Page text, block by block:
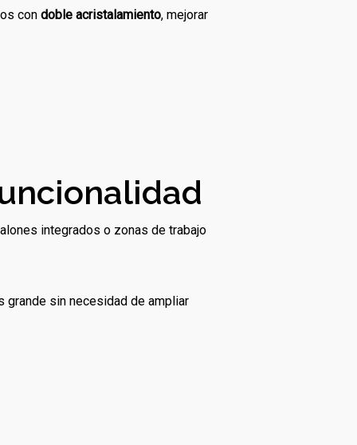
con doble acristalamiento, mejorar
integrados o zonas de trabajo
grande sin necesidad de ampliar